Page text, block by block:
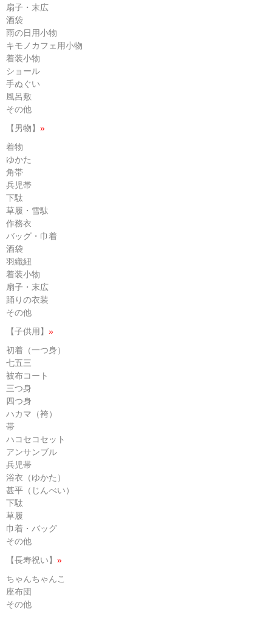
扇子・末広
酒袋
雨の日用小物
キモノカフェ用小物
着装小物
ショール
手ぬぐい
風呂敷
その他
【男物】 »
着物
ゆかた
角帯
兵児帯
下駄
草履・雪駄
作務衣
バッグ・巾着
酒袋
羽織紐
着装小物
扇子・末広
踊りの衣装
その他
【子供用】 »
初着（一つ身）
七五三
被布コート
三つ身
四つ身
ハカマ（袴）
帯
ハコセコセット
アンサンブル
兵児帯
浴衣（ゆかた）
甚平（じんべい）
下駄
草履
巾着・バッグ
その他
【長寿祝い】 »
ちゃんちゃんこ
座布団
その他